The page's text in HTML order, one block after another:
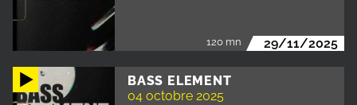
120 mn 29/11/2025
BASS ELEMENT
04 octobre 2025